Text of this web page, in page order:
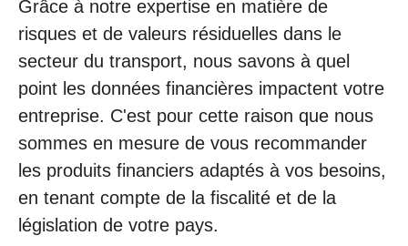
Grâce à notre expertise en matière de
risques et de valeurs résiduelles dans le
secteur du transport, nous savons à quel
point les données financières impactent votre
entreprise. C'est pour cette raison que nous
sommes en mesure de vous recommander
les produits financiers adaptés à vos besoins,
en tenant compte de la fiscalité et de la
législation de votre pays.